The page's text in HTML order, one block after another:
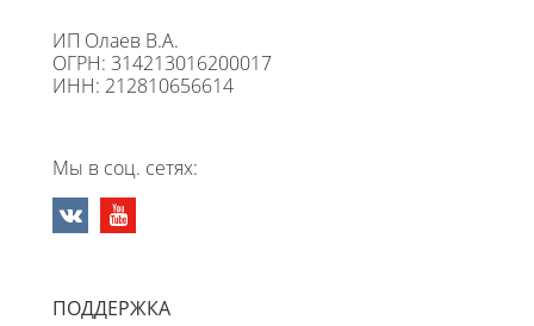
ИП Олаев В.А.
ОГРН: 314213016200017
ИНН: 212810656614
Мы в соц. сетях:
ПОДДЕРЖКА